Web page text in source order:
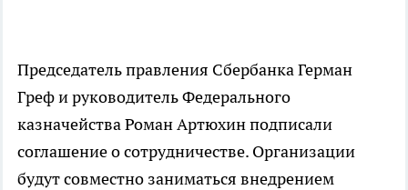
Председатель правления Сбербанка Герман
Греф и руководитель Федерального
казначейства Роман Артюхин подписали
соглашение о сотрудничестве. Организации
будут совместно заниматься внедрением